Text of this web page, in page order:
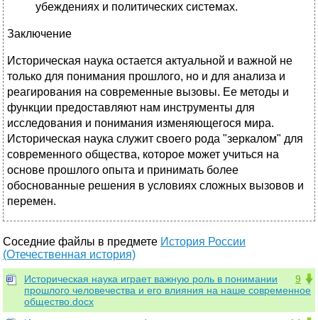
убеждениях и политических системах.
Заключение
Историческая наука остается актуальной и важной не
только для понимания прошлого, но и для анализа и
реагирования на современные вызовы. Ее методы и
функции предоставляют нам инструменты для
исследования и понимания изменяющегося мира.
Историческая наука служит своего рода "зеркалом" для
современного общества, которое может учиться на
основе прошлого опыта и принимать более
обоснованные решения в условиях сложных вызовов и
перемен.
Соседние файлы в предмете История России
(Отечественная история)
9
Историческая наука играет важную роль в понимании
прошлого человечества и его влияния на наше современное
общество.docx